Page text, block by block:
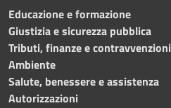
Educazione e formazione
Giustizia e sicurezza pubblica
Tributi, finanze e contravvenzioni
Ambiente
Salute, benessere e assistenza
Autorizzazioni